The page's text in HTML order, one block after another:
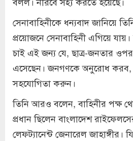
সেনাবাহিনীকে ধন্যবাদ জানিয়ে
প্রয়োজনে সেনাবাহিনী এগিয়ে
চাই এই জন্য যে, ছাত্র-জনতার
এসেছেন। জনগণকে অনুরোধ করব,
সহযোগিতা করুন।
তিনি আরও বলেন, বাহিনীর পক্ষ
প্রধান ছিলেন বাংলাদেশ
লেফট্যানেন্ট জেনারেল জাহাঙ্গীর।